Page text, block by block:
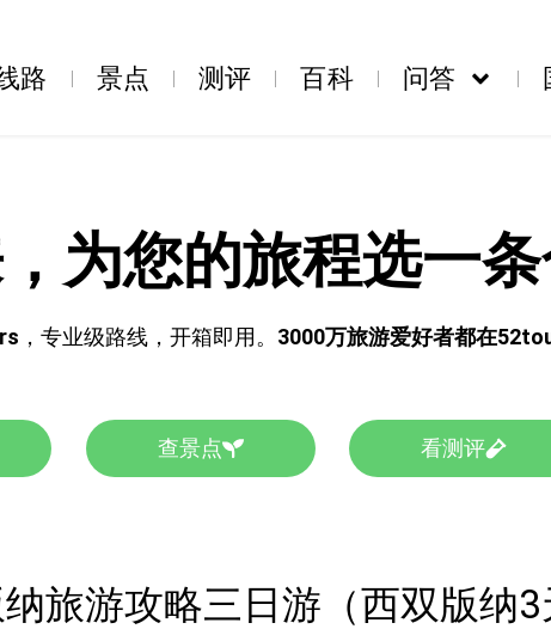
路 景点 测评 百科 问答
为您的旅程选一
，专业级路线，开箱即用。 3000万旅游爱好者都在
查景点 看测评
旅游攻略三日游（西双版纳3